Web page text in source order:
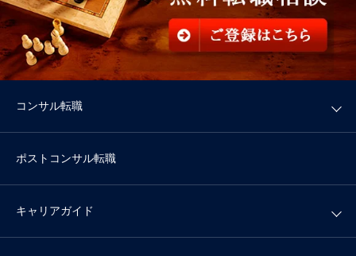
コンサル転職
ポストコンサル転職
キャリアガイド